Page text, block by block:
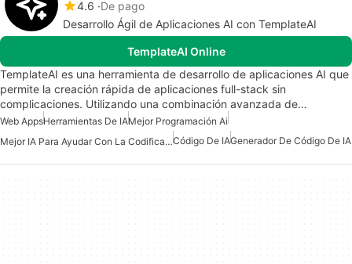
4.6 De pago
Desarrollo Ágil de Aplicaciones AI con TemplateAI
TemplateAI Online
TemplateAI es una herramienta de desarrollo de aplicaciones AI que
permite la creación rápida de aplicaciones full-stack sin
complicaciones. Utilizando una combinación avanzada de…
Web AppsHerramientas De IAMejor Programación Ai
Mejor IA Para Ayudar Con La CodificaciónCódigo De IAGenerador De Código De IA